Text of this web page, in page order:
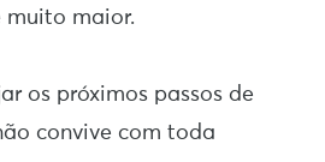
muito maior.
os próximos passos de
convive com toda